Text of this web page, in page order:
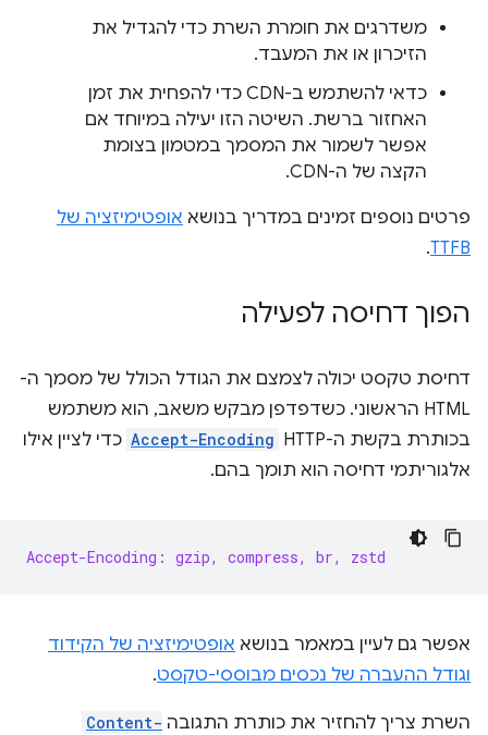
משדרגים את חומרת השרת כדי להגדיל את
הזיכרון או את המעבד.
כדאי להשתמש ב-CDN כדי להפחית את זמן
האחזור ברשת. השיטה הזו יעילה במיוחד אם
אפשר לשמור את המסמך במטמון בצומת
הקצה של ה-CDN.
פרטים נוספים זמינים במדריך בנושא אופטימיזציה של
TTFB
.
הפוך דחיסה לפעילה
דחיסת טקסט יכולה לצמצם את הגודל הכולל של מסמך ה-
HTML הראשוני. כשדפדפן מבקש משאב, הוא משתמש
בכותרת בקשת ה-HTTP ‏
Accept-Encoding כדי לציין אילו
אלגוריתמי דחיסה הוא תומך בהם.
Accept-Encoding: gzip, compress, br, zstd
אפשר גם לעיין במאמר בנושא אופטימיזציה של הקידוד
וגודל ההעברה של נכסים מבוססי-טקסט.
השרת צריך להחזיר את כותרת התגובה Content-